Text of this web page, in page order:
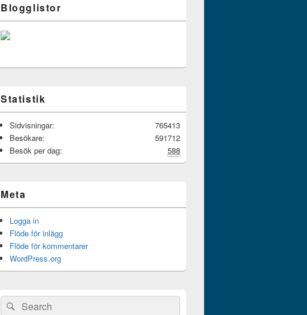
Blogglistor
Statistik
765413
Sidvisningar:
591712
Besökare:
588
Besök per dag:
Meta
Logga in
Flöde för inlägg
Flöde för kommentarer
WordPress.org
Sök
Sök